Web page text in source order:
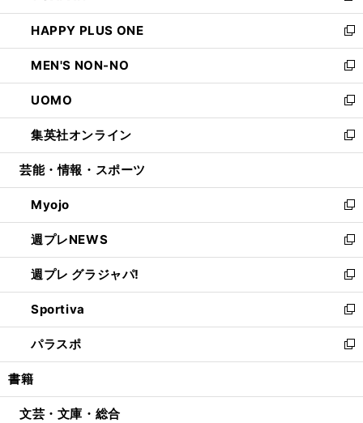
開
く
ウ
で
開
く
ン
ド
ウ
で
開
く
ウ
ィ
ン
ド
ウ
で
開
く
し
い
ウ
ィ
ン
ド
ウ
で
開
HAPPY PLUS ONE
新
し
い
ウ
ィ
ン
ド
ウ
開
く
MEN'S NON-NO
新
し
い
ウ
ィ
ン
ウ
で
開
く
UOMO
新
し
い
ウ
ン
ド
ウ
で
開
く
集英社オンライン
新
し
ウ
ィ
ン
ド
ウ
で
開
く
芸能・情報・スポーツ
Myojo
新
し
い
ウ
ィ
ン
ド
ウ
で
開
週プレNEWS
新
し
い
ウ
ィ
ン
ド
ウ
開
週プレ グラジャパ!
新
し
い
ウ
ィ
ン
ウ
Sportiva
新
し
い
ウ
ン
パラスポ
新
し
ウ
書籍
文芸・文庫・総合